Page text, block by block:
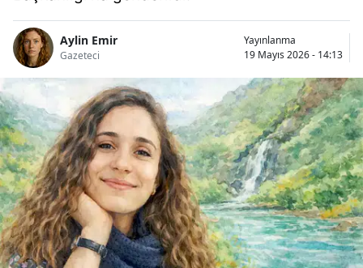
Aylin Emir
Gazeteci
Yayınlanma
19 Mayıs 2026 - 14:13